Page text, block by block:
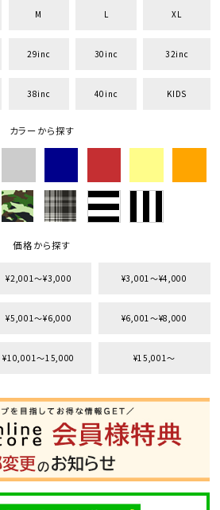
円 ～
30inc
32inc
36inc
38inc
KIDS
M L XL
29inc 30inc 32inc
38inc 40inc KIDS
カラーから探す
価格から探す
¥2,001〜¥3,000 ¥3,001〜¥4,000
¥5,001〜¥6,000 ¥6,001〜¥8,000
¥10,001〜15,000 ¥15,001〜